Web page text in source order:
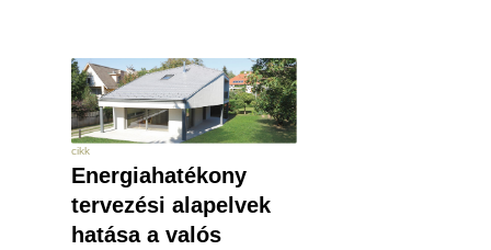
cikk
Energiahatékony
tervezési alapelvek
hatása a valós